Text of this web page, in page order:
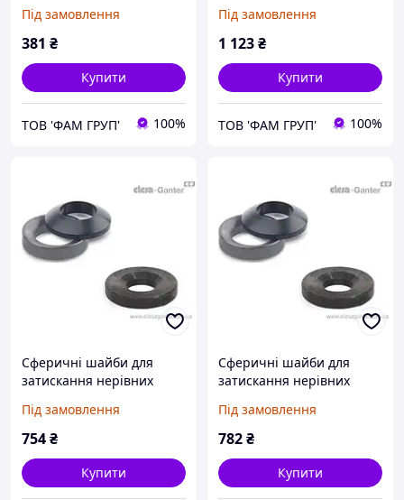
Під замовлення
381 ₴
Купити
ТОВ 'ФАМ ГРУП' 100%
Під замовлення
1 123₴
Купити
ТОВ 'ФАМ ГРУП' 100%
Сферичні шайби для
затискання нерівних
Під замовлення
754₴
Купити
Сферичні шайби для
затискання нерівних
Під замовлення
782₴
Купити